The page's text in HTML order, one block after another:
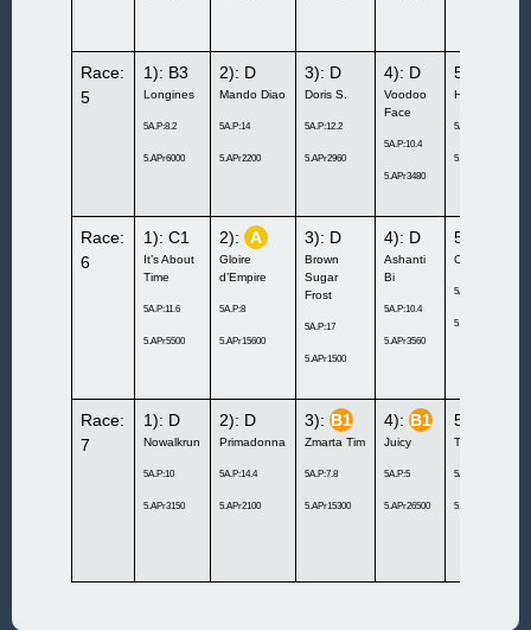
Race:
5
1): B3
Longines
5A.P:8.2
5.APr6000
2): D
Mando Diao
5A.P:14
5.APr2200
3): D
Doris S.
5A.P:12.2
5.APr2960
4): D
Voodoo
Face
5A.P:10.4
5.APr3480
5):
Hands Down
5A.P:6.2
5.APr10600
Race:
6
1): C1
It’s About
Time
5A.P:11.6
5.APr5500
2): A
Gloire
d’Empire
5A.P:8
5.APr15600
3): D
Brown
Sugar
Frost
5A.P:17
5.APr1500
4): D
Ashanti
Bi
5A.P:10.4
5.APr3560
5): C2
5A.P:7
5.APr5420
Race:
7
1): D
Nowalkrun
5A.P:10
5.APr3150
2): D
Primadonna
5A.P:14.4
5.APr2100
3):B1
Zmarta Tim
5A.P:7.8
5.APr15300
4):B1
Juicy
5A.P:5
5.APr26500
5): B3
Thomasine
5A.P:8.6
5.APr12160